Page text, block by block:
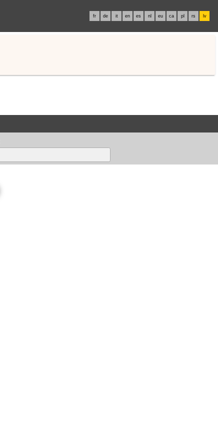
fr de it en es nl eu ca pl rs lv